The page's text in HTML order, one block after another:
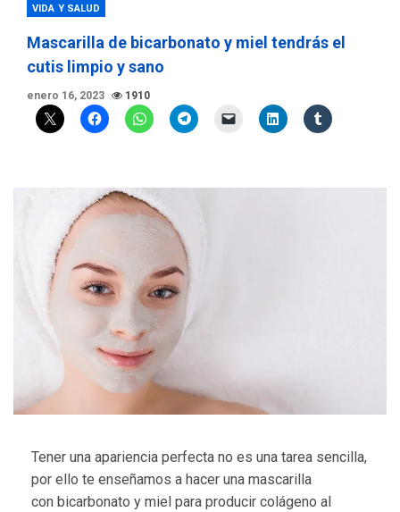
VIDA Y SALUD
Mascarilla de bicarbonato y miel tendrás el
cutis limpio y sano
enero 16, 2023 1910
Tener una apariencia perfecta no es una tarea sencilla,
por ello te enseñamos a hacer una mascarilla
con bicarbonato y miel para producir colágeno al